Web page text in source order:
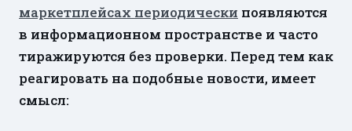
маркетплейсах периодически появляются
в информационном пространстве и часто
тиражируются без проверки. Перед тем как
реагировать на подобные новости, имеет
смысл: